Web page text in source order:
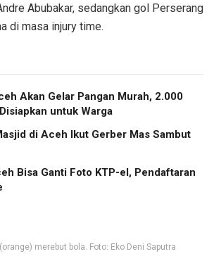
Abubakar, sedangkan gol Perserang
di masa injury time.
Akan Gelar Pangan Murah, 2.000
untuk Warga
di Aceh Ikut Gerber Mas Sambut
Bisa Ganti Foto KTP-el, Pendaftaran
merebut bola. Foto: Eko Deni Saputra